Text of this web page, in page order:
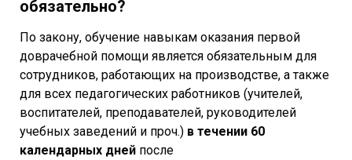
обязательно?
По закону, обучение навыкам оказания первой
доврачебной помощи является обязательным для
сотрудников, работающих на производстве, а также
для всех педагогических работников (учителей,
воспитателей, преподавателей, руководителей
учебных заведений и проч.) в течении 60
календарных дней после